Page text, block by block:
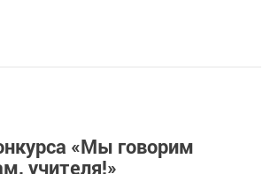
«Мы говорим
учителя!»